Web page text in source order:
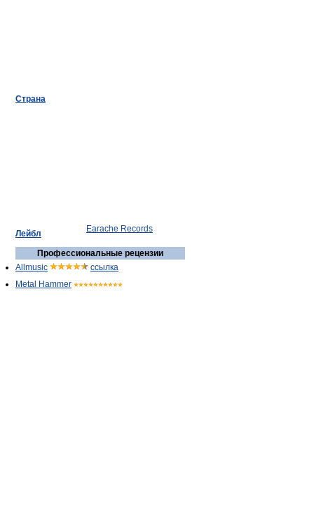
Страна
Лейбл Earache Records
Профессиональные рецензии
Allmusic
ссылка
Metal Hammer